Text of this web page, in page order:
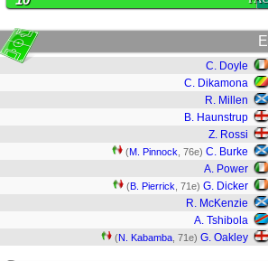
C. Doyle
C. Dikamona
R. Millen
B. Haunstrup
Z. Rossi
(M. Pinnock , 76e) C. Burke
A. Power
(B. Pierrick , 71e) G. Dicker
R. McKenzie
A. Tshibola
(N. Kabamba , 71e) G. Oakley